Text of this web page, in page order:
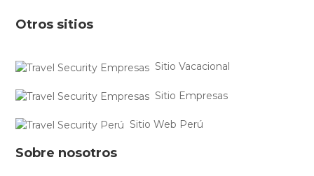
Otros sitios
Sitio Vacacional
Sitio Empresas
Sitio Web Perú
Sobre nosotros